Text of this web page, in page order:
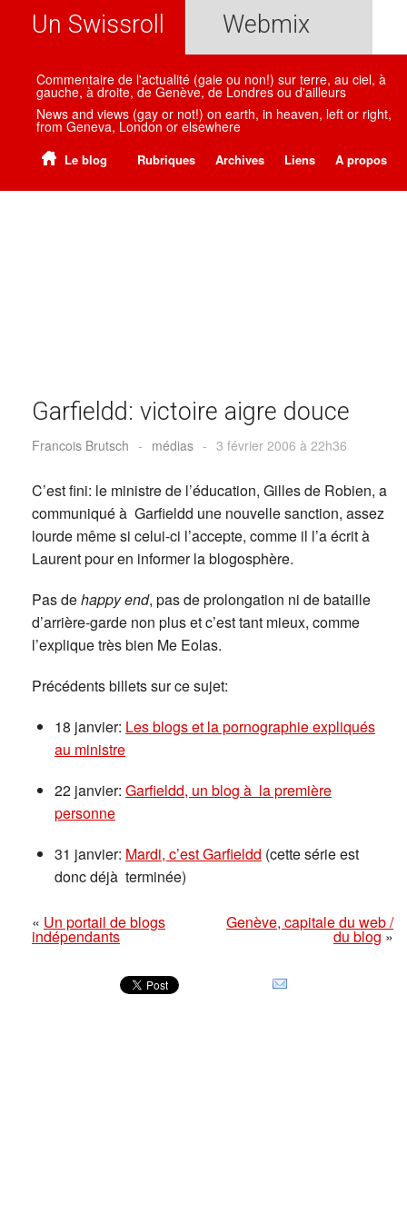
Un Swissroll Webmix
Commentaire de l'actualité (gaie ou non!) sur terre, au ciel, à
gauche, à droite, de Genève, de Londres ou d'ailleurs
News and views (gay or not!) on earth, in heaven, left or right,
from Geneva, London or elsewhere
Le blog Rubriques Archives Liens A propos
Garfieldd: victoire aigre douce
Francois Brutsch - médias - 3 février 2006 à 22h36
C’est fini: le ministre de l’éducation, Gilles de Robien, a
communiqué à Garfieldd une nouvelle sanction, assez
lourde même si celui-ci l’accepte, comme il l’a écrit à
Laurent pour en informer la blogosphère.
Pas dehappy end, pas de prolongation ni de bataille
d’arrière-garde non plus et c’est tant mieux, comme
l’explique très bien Me Eolas.
Précédents billets sur ce sujet:
18 janvier: Les blogs et la pornographie expliqués
au ministre
22 janvier: Garfieldd, un blog à la première
personne
31 janvier: Mardi, c’est Garfieldd (cette série est
donc déjà terminée)
« Un portail de blogs
indépendants
Genève, capitale du web /
du blog»